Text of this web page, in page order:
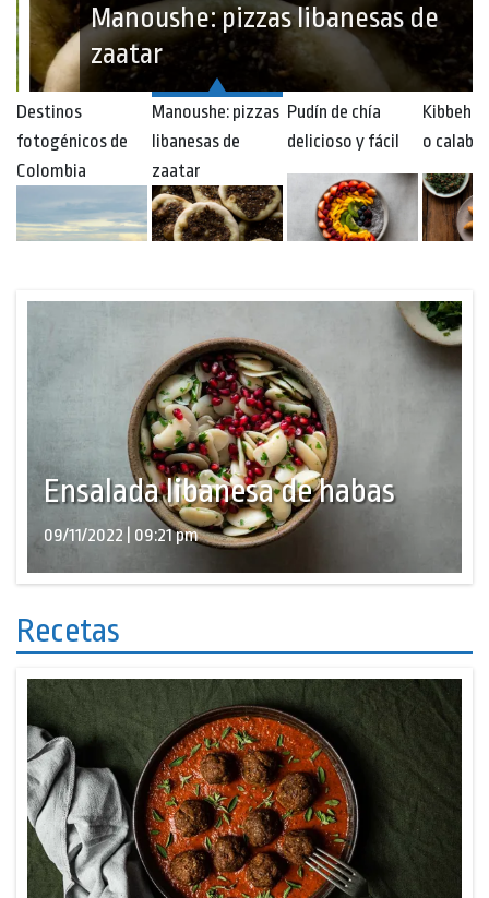
Manoushe: pizzas libanesas de
zaatar
Destinos
fotogénicos de
Colombia
Manoushe: pizzas
libanesas de
zaatar
Pudín de chía
delicioso y fácil
Kibbeh
o
Ensalada libanesa de habas
09/11/2022 | 09:21 pm
Recetas